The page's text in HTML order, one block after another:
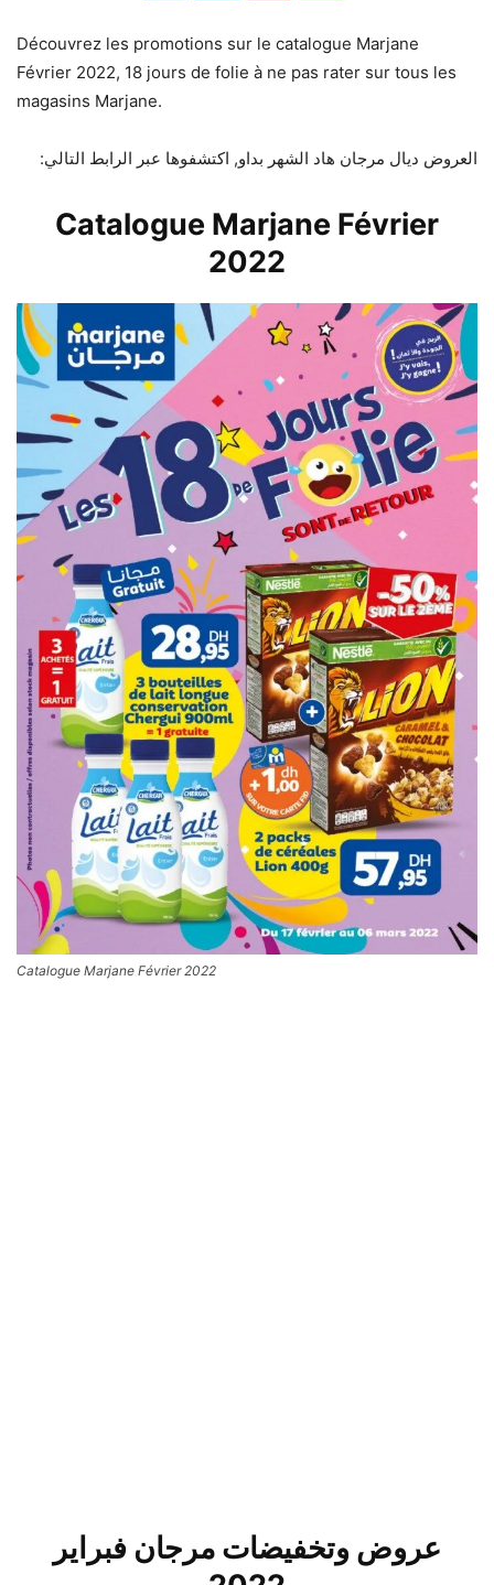
Découvrez les promotions sur le catalogue Marjane
Février 2022, 18 jours de folie à ne pas rater sur tous les
magasins Marjane.
:العروض ديال مرجان هاد الشهر بداو, اكتشفوها عبر الرابط التالي
Catalogue Marjane Février
2022
Catalogue Marjane Février 2022
عروض وتخفيضات مرجان فبراير